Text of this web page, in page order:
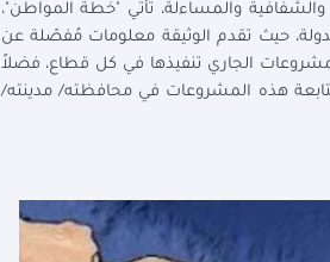
والمساءلة، تأتي "خطة المواطن"،
حيث تقدم الوثيقة معلومات مُفصّلة عن
الجاري تنفيذها في كل قطاع، فضلاً
هذه المشروعات في محافظته/ مدينته/